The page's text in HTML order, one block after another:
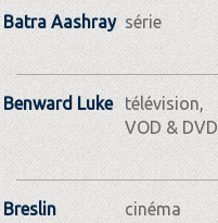
Batra Aashray série
Benward Luke
télévision,
VOD & DVD
Breslin
cinéma